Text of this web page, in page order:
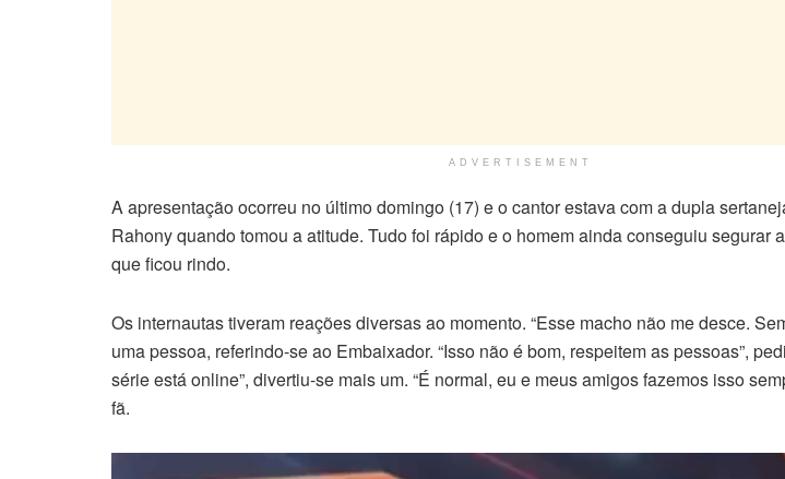
ADVERTISEMENT
A apresentação ocorreu no último domingo (17) e o cantor estava com a dupla
Rahony quando tomou a atitude. Tudo foi rápido e o homem ainda conseguiu segurar
que ficou rindo.
Os internautas tiveram reações diversas ao momento. “Esse macho não me desce.
uma pessoa, referindo-se ao Embaixador. “Isso não é bom, respeitem as pessoas”,
série está online”, divertiu-se mais um. “É normal, eu e meus amigos fazemos isso
fã.